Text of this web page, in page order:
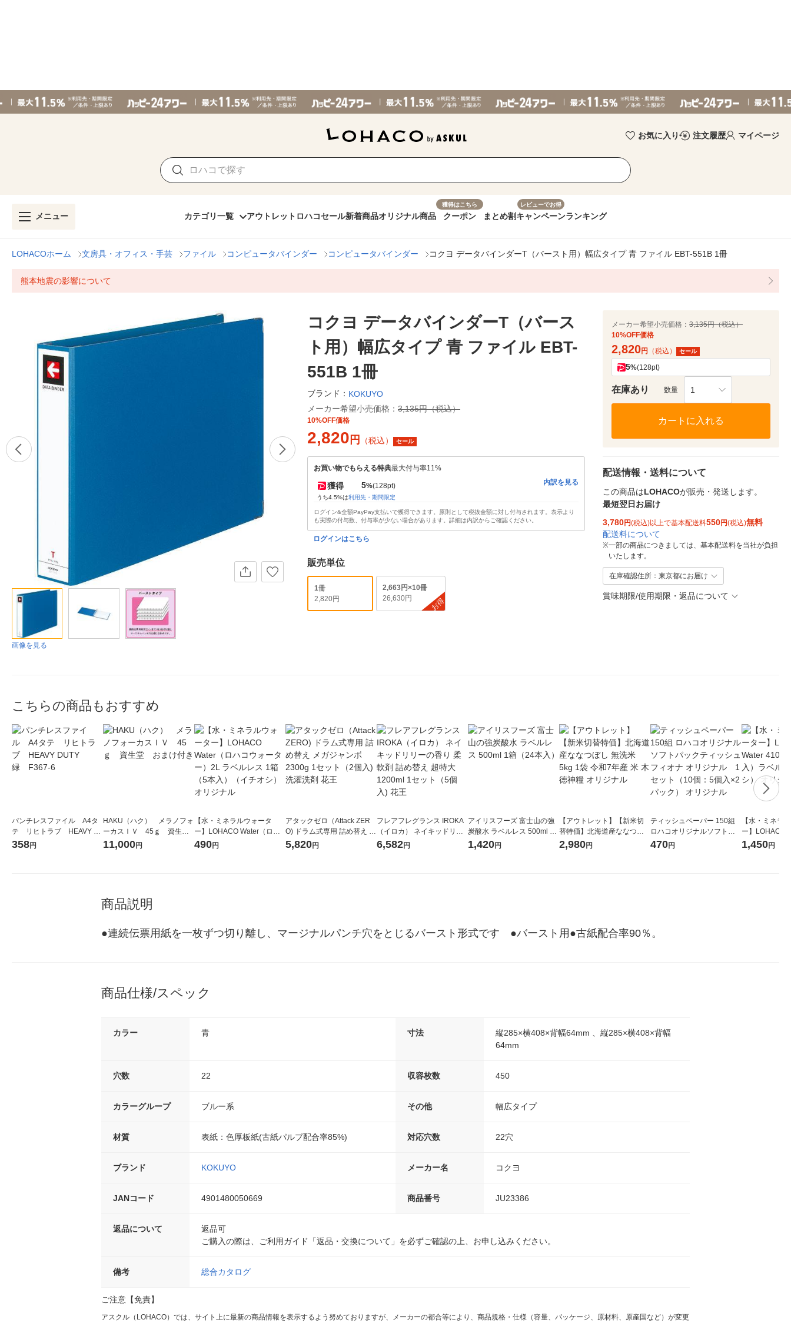
お気に入り 注文履歴 マイページ
メニュー カテゴリ一覧 アウトレット ロハコセール新着商品オリジナル商品
獲得はこちら
クーポン まとめ割
レビューでお得
キャンペーンランキング
LOHACOホーム 文房具・オフィス・手芸 ファイル コンピュータバインダー コンピュータバインダー コクヨ データバインダーT（バースト用）幅広タイプ 青 ファイル EBT-551B 1冊
熊本地震の影響について
画像を見る
コクヨ データバインダーT（バース
ト用）幅広タイプ 青 ファイル EBT-
551B 1冊
ブランド： KOKUYO
メーカー希望小売価格： 3,135円（税込）
10%OFF価格
2,820 円 （税込） セール
お買い物でもらえる特典最大付与率11%
獲得 5%(128pt)
うち4.5%は利用先・期間限定
内訳を見る
ログイン&全額PayPay支払いで獲得できます。原則として税抜金額に対し付与されます。表示より
も実際の付与数、付与率が少ない場合があります。詳細は内訳からご確認ください。
ログインはこちら
販売単位
1冊
2,820円
2,663円×10冊
26,630円
お得
メーカー希望小売価格： 3,135円（税込）
10%OFF価格
2,820円 （税込） セール
5%(128pt)
在庫あり 数量 1
カートに入れる
配送情報・送料について
この商品はLOHACOが販売・発送します。
最短翌日お届け
3,780円(税込)以上で基本配送料550円(税込)無料
配送料について
※一部の商品につきましては、基本配送料を当社が負担
いたします。
在庫確認住所：東京都にお届け
賞味期限/使用期限・返品について
こちらの商品もおすすめ
パンチレスファイル A4タ
テ リヒトラブ HEAVY D
UTY 緑 F367-6
358円
HAKU（ハク） メラノフォ
ーカスＩＶ 45ｇ 資生
堂 おまけ付き
11,000円
【水・ミネラルウォータ
ー】LOHACO Water（ロハ
コウォーター）2L ラベルレ
490円
アタックゼロ（Attack ZER
O) ドラム式専用 詰め替え メ
ガジャンボ 2300g 1セット
5,820円
フレアフレグランス IROKA
（イロカ） ネイキッドリリ
ーの香り 柔軟剤 詰め替え 超
6,582円
アイリスフーズ 富士山の強
炭酸水 ラベルレス 500ml 1
箱（24本入）
1,420円
【アウトレット】【新米切
替特価】北海道産ななつぼ
し 無洗米 5kg 1袋 令和7年産
2,980円
ティッシュペーパー 150組
ロハコオリジナルソフトパ
ックティッシュ フィオナ オ
470円
【水・ミネラ
ー】LOHACO
1箱（20本入
1,450円
商品説明
●連続伝票用紙を一枚ずつ切り離し、マージナルパンチ穴をとじるバースト形式です　●バースト用●古紙配合率90％。
商品仕様/スペック
カラー 青 寸法
縦285×横408×背幅64mm 、縦285×横408×背幅
64mm
穴数 22 収容枚数 450
カラーグループ ブルー系 その他 幅広タイプ
材質 表紙：色厚板紙(古紙パルプ配合率85%) 対応穴数 22穴
ブランド KOKUYO メーカー名 コクヨ
JANコード 4901480050669 商品番号 JU23386
返品について
返品可
ご購入の際は、ご利用ガイド「返品・交換について」を必ずご確認の上、お申し込みください。
備考 総合カタログ
ご注意【免責】
アスクル（LOHACO）では、サイト上に最新の商品情報を表示するよう努めておりますが、メーカーの都合等により、商品規格・仕様（容量、パッケージ、原材料、原産国など）が変更